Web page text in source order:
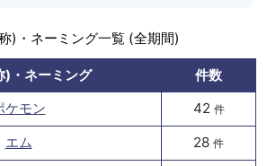
)・ネーミング一覧 (全期間)
)・ネーミング
件数
ケモン
42 件
エム 28 件